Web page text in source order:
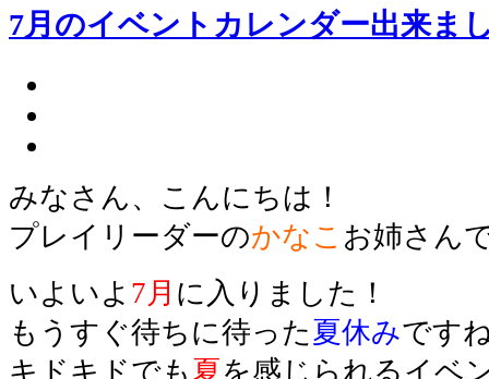
7月のイベントカレンダー出来ま
みなさん、こんにちは！
プレイリーダーのかなこ お姉さん
いよいよ 7月 に入りました！
もうすぐ待ちに待った夏休みです
キドキドでも 夏を感じられるイベ